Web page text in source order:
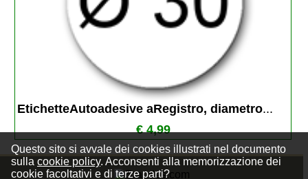
Questo sito si avvale dei cookies illustrati nel documento
sulla cookie policy. Acconsenti alla memorizzazione dei
cookie facoltativi e di terze parti?
EtichetteAutoadesive aRegistro, diametro...
€ 4,99